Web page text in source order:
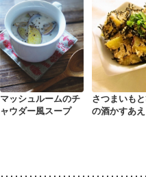
マッシュルームのチ
ャウダー風スープ
さつまいも
の酒かすあえ